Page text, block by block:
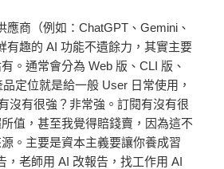
應商（例如：ChatGPT、Gemini、
有趣的 AI 功能不遺餘力，其實主要
。通常會分為 Web 版、CLI 版、
定位就是給一般 User 日常使用，
沒有很強？非常強。訂閱有沒有很
值，甚至我覺得賠錢賣，因為這不
。主要是資本主義要讓你養成習
，老師用 AI 改報告，找工作用 AI